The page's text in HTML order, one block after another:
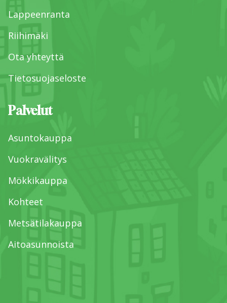
Lappeenranta
Riihimäki
Ota yhteyttä
Tietosuojaseloste
Palvelut
Asuntokauppa
Vuokravälitys
Mökkikauppa
Kohteet
Metsätilakauppa
Aitoasunnoista